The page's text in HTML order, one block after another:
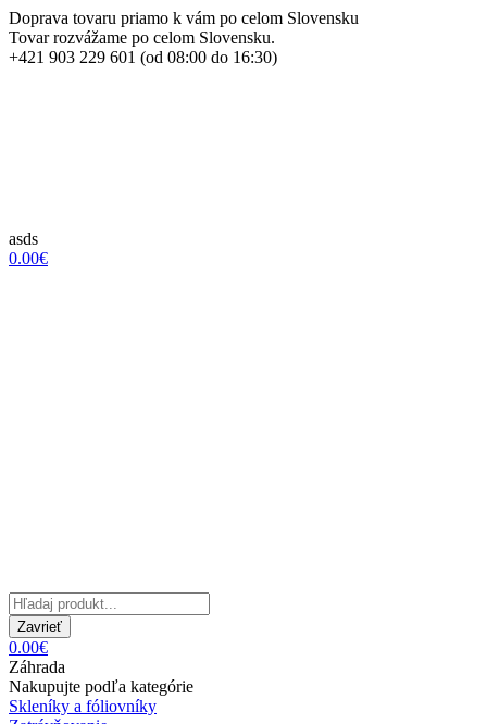
Doprava tovaru priamo k vám po celom Slovensku
Tovar rozvážame po celom Slovensku.
+421 903 229 601 (od 08:00 do 16:30)
asds
0.00€
Zavrieť
0.00€
Záhrada
Nakupujte podľa kategórie
Skleníky a fóliovníky